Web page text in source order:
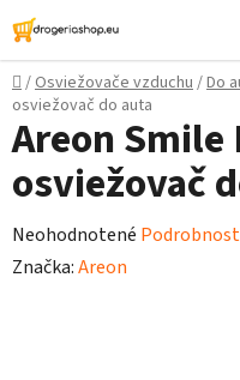
Prejsť
na
obsah
Domov
/Osviežovače vzduchu/Do
osviežovač do auta
Areon
osviežovač
Priemerné
hodnotenie
Neohodnotené
Značka:Areon